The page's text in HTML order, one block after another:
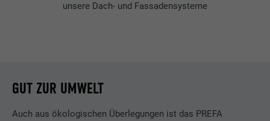
unsere Dach- und Fassadensysteme
GUT ZUR UMWELT
Auch aus ökologischen Überlegungen ist das PREFA